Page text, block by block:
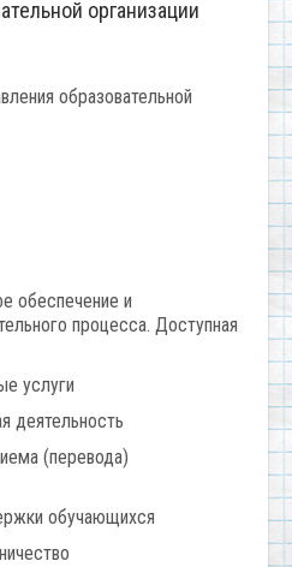
организации
образовательной
обеспечение и
процесса. Доступная
услуги
деятельность
(перевода)
обучающихся